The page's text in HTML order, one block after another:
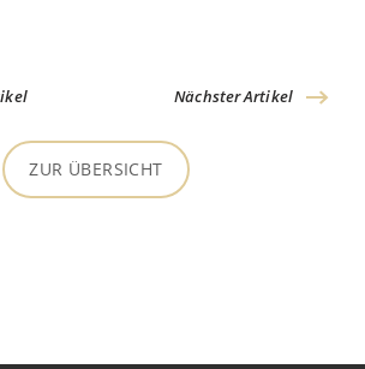
ZUR ÜBERSICHT
Nächster Artikel